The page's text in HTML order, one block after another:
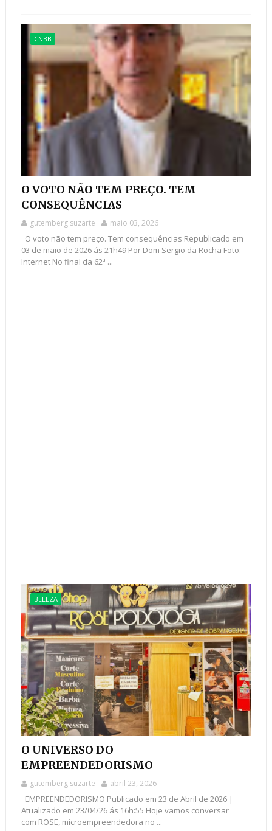
CNBB
O VOTO NÃO TEM PREÇO. TEM
CONSEQUÊNCIAS
gutemberg suzarte maio 03, 2026
O voto não tem preço. Tem consequências Republicado em
03 de maio de 2026 ás 21h49 Por Dom Sergio da Rocha Foto:
Internet No final da 62ª ...
BELEZA
O UNIVERSO DO
EMPREENDEDORISMO
gutemberg suzarte abril 23, 2026
EMPREENDEDORISMO Publicado em 23 de Abril de 2026 |
Atualizado em 23/04/26 ás 16h:55 Hoje vamos conversar
com ROSE, microempreendedora no ...